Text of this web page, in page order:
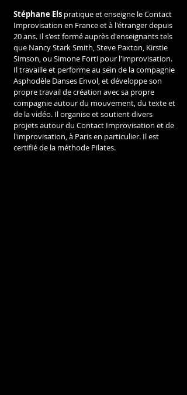
Stéphane Els pratique et enseigne le Contact
Improvisation en France et à l'étranger depuis
20 ans. Il s'est formé auprès d'enseignants tels
que Nancy Stark Smith, Steve Paxton, Kirstie
Simson, ou Simone Forti pour l'improvisation.
Il travaille et performe au sein de la compagnie
Asphodèle Danses Envol, et développe son
propre travail de création avec sa propre
compagnie autour du mouvement, du texte et
de la vidéo. Il organise et soutient divers
projets autour du Contact Improvisation et de
l'improvisation, à Paris en particulier. Il est
certifié de la méthode Pilates.